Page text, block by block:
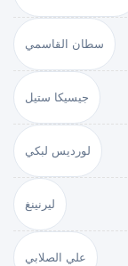
سطان القاسمي
جيسيكا ستيل
لورديس لبكي
ليرنينغ
علي الصلابي